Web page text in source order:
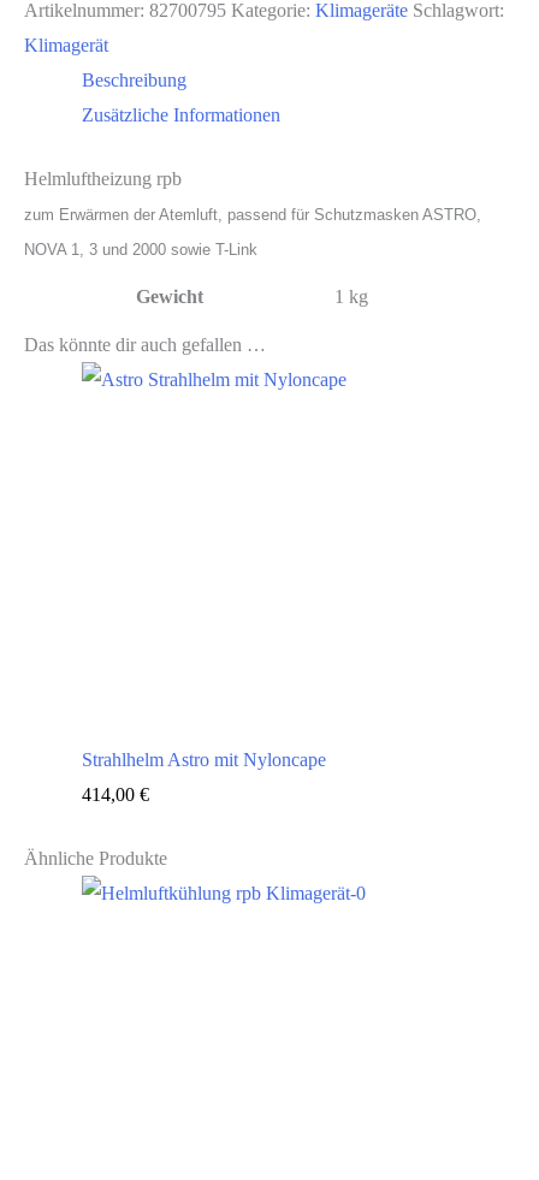
Artikelnummer: 82700795 Kategorie: Klimageräte Schlagwort:
Klimagerät
Beschreibung
Zusätzliche Informationen
Helmluftheizung rpb
zum Erwärmen der Atemluft, passend für Schutzmasken ASTRO,
NOVA 1, 3 und 2000 sowie T-Link
Gewicht 1 kg
Das könnte dir auch gefallen …
Strahlhelm Astro mit Nyloncape
414,00 €
Ähnliche Produkte